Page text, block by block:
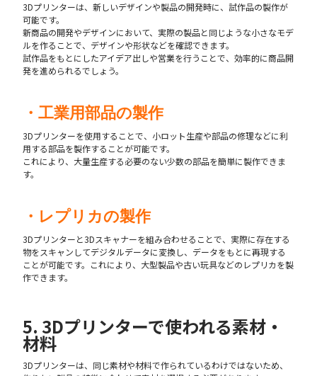
3Dプリンターは、新しいデザインや製品の開発時に、試作品の製作が
可能です。
新商品の開発やデザインにおいて、実際の製品と同じような小さなモデ
ルを作ることで、デザインや形状などを確認できます。
試作品をもとにしたアイデア出しや営業を行うことで、効率的に商品開
発を進められるでしょう。
・工業用部品の製作
3Dプリンターを使用することで、小ロット生産や部品の修理などに利
用する部品を製作することが可能です。
これにより、大量生産する必要のない少数の部品を簡単に製作できま
す。
・レプリカの製作
3Dプリンターと3Dスキャナーを組み合わせることで、実際に存在する
物をスキャンしてデジタルデータに変換し、データをもとに再現する
ことが可能です。これにより、大型製品や古い玩具などのレプリカを製
作できます。
5. 3Dプリンターで使われる素材・
材料
3Dプリンターは、同じ素材や材料で作られているわけではないため、